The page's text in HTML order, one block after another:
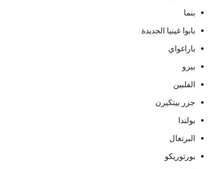
بنما
بابوا غينيا الجديدة
باراغواي
بيرو
الفلبين
جزر بيتكيرن
بولندا
البرتغال
بورتوريكو